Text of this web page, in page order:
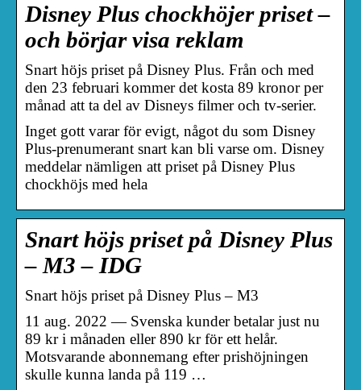
Disney Plus chockhöjer priset –
och börjar visa reklam
Snart höjs priset på Disney Plus. Från och med
den 23 februari kommer det kosta 89 kronor per
månad att ta del av Disneys filmer och tv-serier.
Inget gott varar för evigt, något du som Disney
Plus-prenumerant snart kan bli varse om. Disney
meddelar nämligen att priset på Disney Plus
chockhöjs med hela
Snart höjs priset på Disney Plus
– M3 – IDG
Snart höjs priset på Disney Plus – M3
11 aug. 2022 — Svenska kunder betalar just nu
89 kr i månaden eller 890 kr för ett helår.
Motsvarande abonnemang efter prishöjningen
skulle kunna landa på 119 …